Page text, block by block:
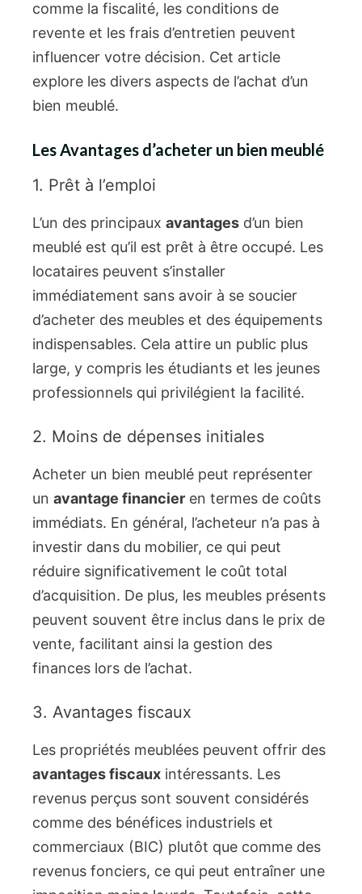
comme la fiscalité, les conditions de
revente et les frais d’entretien peuvent
influencer votre décision. Cet article
explore les divers aspects de l’achat d’un
bien meublé.
Les Avantages d’acheter un bien meublé
1. Prêt à l’emploi
L’un des principaux avantages d’un bien
meublé est qu’il est prêt à être occupé. Les
locataires peuvent s’installer
immédiatement sans avoir à se soucier
d’acheter des meubles et des équipements
indispensables. Cela attire un public plus
large, y compris les étudiants et les jeunes
professionnels qui privilégient la facilité.
2. Moins de dépenses initiales
Acheter un bien meublé peut représenter
un avantage financier en termes de coûts
immédiats. En général, l’acheteur n’a pas à
investir dans du mobilier, ce qui peut
réduire significativement le coût total
d’acquisition. De plus, les meubles présents
peuvent souvent être inclus dans le prix de
vente, facilitant ainsi la gestion des
finances lors de l’achat.
3. Avantages fiscaux
Les propriétés meublées peuvent offrir des
avantages fiscaux intéressants. Les
revenus perçus sont souvent considérés
comme des bénéfices industriels et
commerciaux (BIC) plutôt que comme des
revenus fonciers, ce qui peut entraîner une